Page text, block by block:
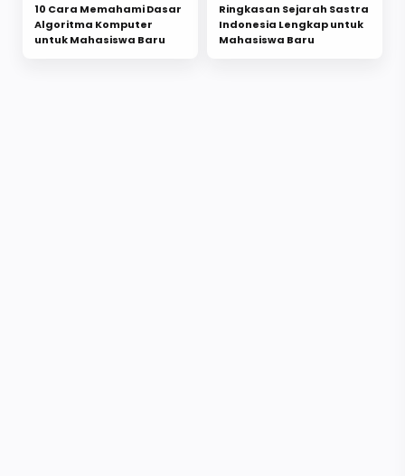
10 Cara Memahami Dasar
Algoritma Komputer
untuk Mahasiswa Baru
Ringkasan Sejarah Sastra
Indonesia Lengkap untuk
Mahasiswa Baru